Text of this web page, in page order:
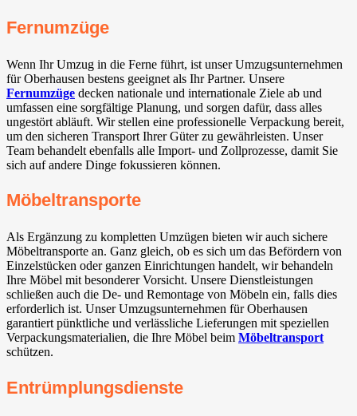
Fernumzüge
Wenn Ihr Umzug in die Ferne führt, ist unser Umzugsunternehmen
für Oberhausen bestens geeignet als Ihr Partner. Unsere
Fernumzüge decken nationale und internationale Ziele ab und
umfassen eine sorgfältige Planung, und sorgen dafür, dass alles
ungestört abläuft. Wir stellen eine professionelle Verpackung bereit,
um den sicheren Transport Ihrer Güter zu gewährleisten. Unser
Team behandelt ebenfalls alle Import- und Zollprozesse, damit Sie
sich auf andere Dinge fokussieren können.
Möbeltransporte
Als Ergänzung zu kompletten Umzügen bieten wir auch sichere
Möbeltransporte an. Ganz gleich, ob es sich um das Befördern von
Einzelstücken oder ganzen Einrichtungen handelt, wir behandeln
Ihre Möbel mit besonderer Vorsicht. Unsere Dienstleistungen
schließen auch die De- und Remontage von Möbeln ein, falls dies
erforderlich ist. Unser Umzugsunternehmen für Oberhausen
garantiert pünktliche und verlässliche Lieferungen mit speziellen
Verpackungsmaterialien, die Ihre Möbel beim Möbeltransport
schützen.
Entrümplungsdienste